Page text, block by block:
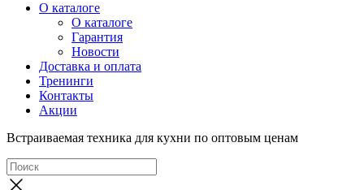
О каталоге
О каталоге
Гарантия
Новости
Доставка и оплата
Тренинги
Контакты
Акции
Встраиваемая техника для кухни по оптовым ценам